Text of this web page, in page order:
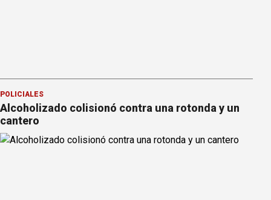
POLICIALES
Alcoholizado colisionó contra una rotonda y un
cantero